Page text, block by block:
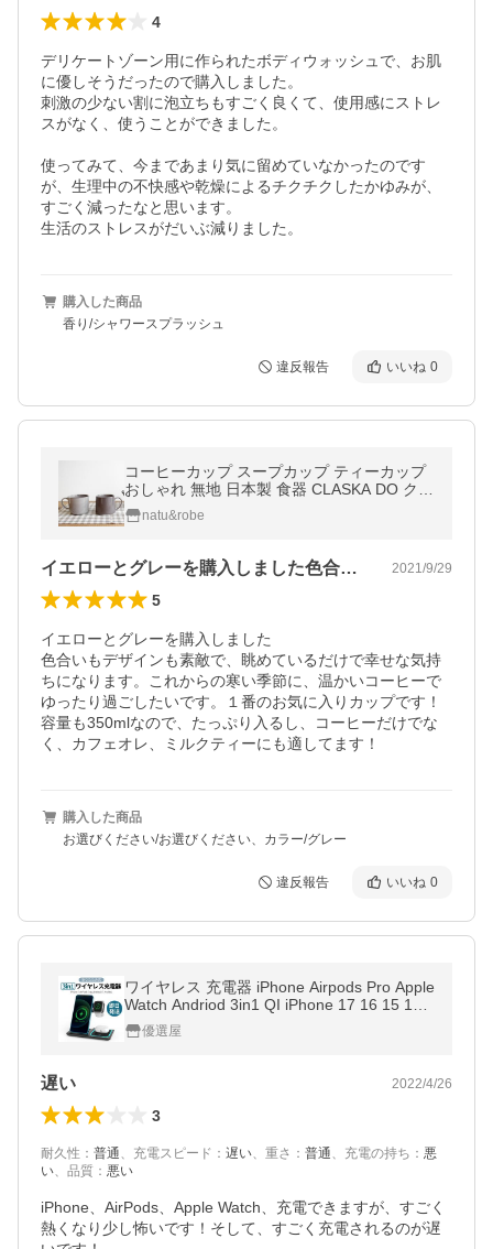
4
デリケートゾーン用に作られたボディウォッシュで、お肌
に優しそうだったので購入しました。
刺激の少ない割に泡立ちもすごく良くて、使用感にストレ
スがなく、使うことができました。
使ってみて、今まであまり気に留めていなかったのです
が、生理中の不快感や乾燥によるチクチクしたかゆみが、
すごく減ったなと思います。
生活のストレスがだいぶ減りました。
購入した商品
香り/シャワースプラッシュ
違反報告 いいね 0
コーヒーカップ スープカップ ティーカップ
おしゃれ 無地 日本製 食器 CLASKA DO クラ
スカ ドー マグカップ slim
natu&robe
イエローとグレーを購入しました色合いも… 2021/9/29
5
イエローとグレーを購入しました
色合いもデザインも素敵で、眺めているだけで幸せな気持
ちになります。これからの寒い季節に、温かいコーヒーで
ゆったり過ごしたいです。１番のお気に入りカップです！
容量も350mlなので、たっぷり入るし、コーヒーだけでな
く、カフェオレ、ミルクティーにも適してます！
購入した商品
お選びください/お選びください、カラー/グレー
違反報告 いいね 0
ワイヤレス 充電器 iPhone Airpods Pro Apple
Watch Andriod 3in1 QI iPhone 17 16 15 14 1
3 12 ワイヤレスチャージャー スマホスタン
ド 置くだけ急速 充電 3台
優選屋
遅い 2022/4/26
3
耐久性 ： 普通、 充電スピード ： 遅い、 重さ ： 普通、 充電の持ち ： 悪
い、 品質 ： 悪い
iPhone、AirPods、Apple Watch、充電できますが、すごく
熱くなり少し怖いです！そして、すごく充電されるのが遅